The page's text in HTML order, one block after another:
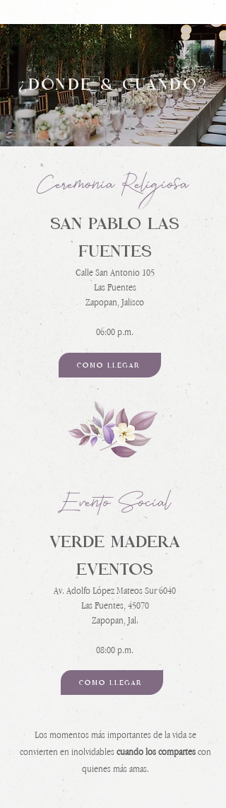
¿DÓNDE & CUÁNDO?
Ceremonia Religiosa
SAN PABLO LAS
FUENTES
Calle San Antonio 105
Las Fuentes
Zapopan, Jalisco
06:00 p.m.
CÓMO LLEGAR
Evento Social
VERDE MADERA
EVENTOS
Av. Adolfo López Mateos Sur 6040
Las Fuentes, 45070
Zapopan, Jal.
08:00 p.m.
CÓMO LLEGAR
Los momentos más importantes de la vida se
convierten en inolvidablescuando los compartescon
quienes más amas.